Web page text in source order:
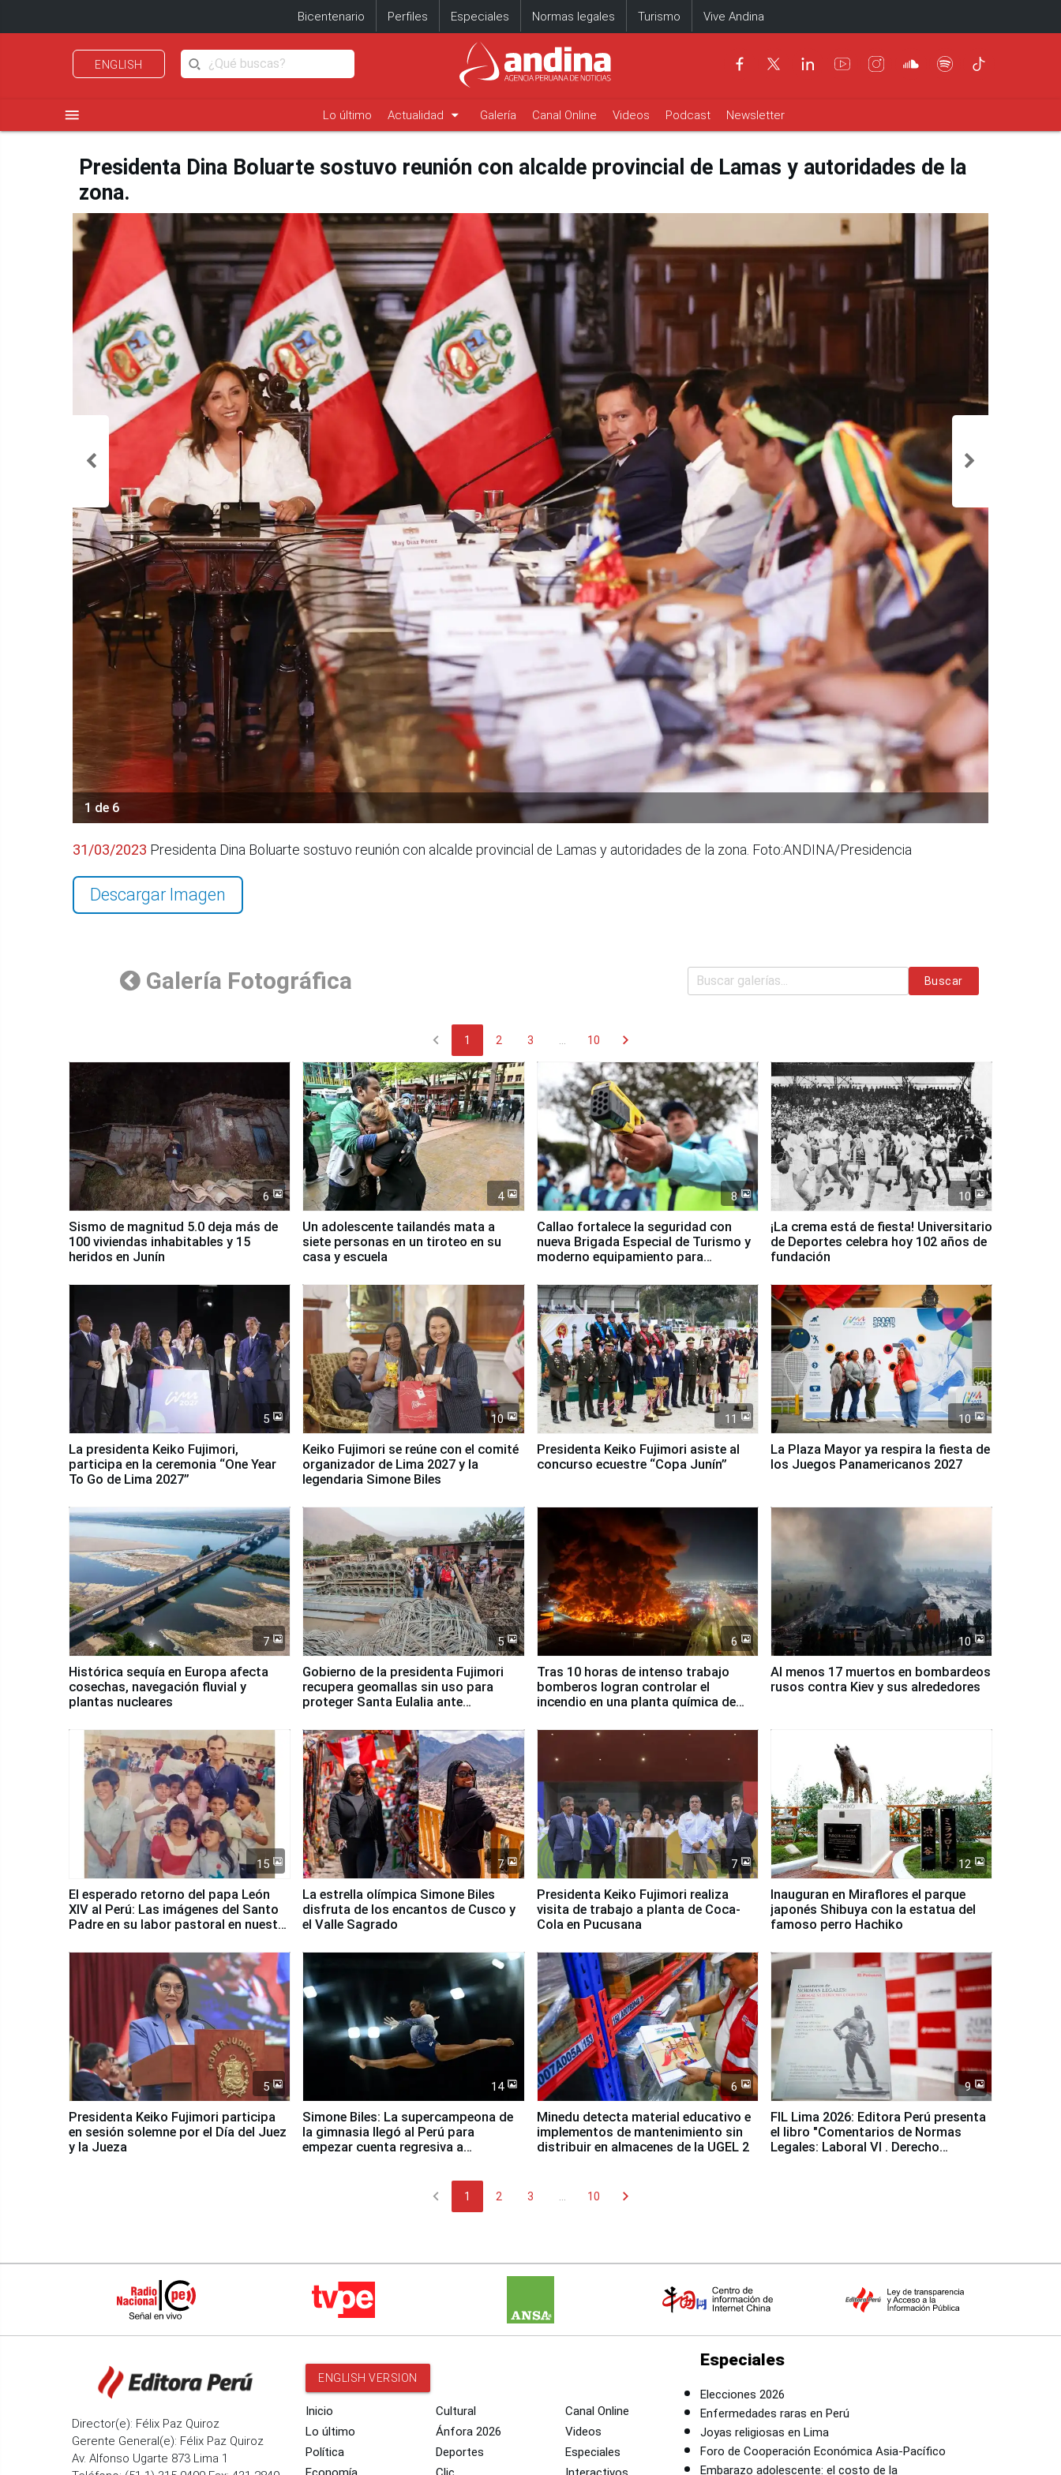
Bicentenario Perfiles Especiales Normas legales Turismo Vive Andina
ENGLISH
menu Lo último Actualidad arrow_drop_down Galería Canal Online Videos Podcast Newsletter
Presidenta Dina Boluarte sostuvo reunión con alcalde provincial de Lamas y autoridades de la
zona.
1 de 6
31/03/2023 Presidenta Dina Boluarte sostuvo reunión con alcalde provincial de Lamas y autoridades de la zona. Foto:ANDINA/Presidencia
Descargar Imagen
Galería Fotográfica Buscar
chevron_left 1 2 3 10 chevron_right
6
Sismo de magnitud 5.0 deja más de
100 viviendas inhabitables y 15
heridos en Junín
4
Un adolescente tailandés mata a
siete personas en un tiroteo en su
casa y escuela
8
Callao fortalece la seguridad con
nueva Brigada Especial de Turismo y
moderno equipamiento para
10
¡La crema está de fiesta! Universitario
de Deportes celebra hoy 102 años de
fundación
5
La presidenta Keiko Fujimori,
participa en la ceremonia “One Year
To Go de Lima 2027”
10
Keiko Fujimori se reúne con el comité
organizador de Lima 2027 y la
legendaria Simone Biles
11
Presidenta Keiko Fujimori asiste al
concurso ecuestre “Copa Junín”
10
La Plaza Mayor ya respira la fiesta de
los Juegos Panamericanos 2027
7
Histórica sequía en Europa afecta
cosechas, navegación fluvial y
plantas nucleares
5
Gobierno de la presidenta Fujimori
recupera geomallas sin uso para
proteger Santa Eulalia ante
6
Tras 10 horas de intenso trabajo
bomberos logran controlar el
incendio en una planta química de
10
Al menos 17 muertos en bombardeos
rusos contra Kiev y sus alrededores
15
El esperado retorno del papa León
XIV al Perú: Las imágenes del Santo
Padre en su labor pastoral en nuestro
7
La estrella olímpica Simone Biles
disfruta de los encantos de Cusco y
el Valle Sagrado
7
Presidenta Keiko Fujimori realiza
visita de trabajo a planta de Coca-
Cola en Pucusana
12
Inauguran en Miraflores el parque
japonés Shibuya con la estatua del
famoso perro Hachiko
5
Presidenta Keiko Fujimori participa
en sesión solemne por el Día del Juez
y la Jueza
14
Simone Biles: La supercampeona de
la gimnasia llegó al Perú para
empezar cuenta regresiva a
6
Minedu detecta material educativo e
implementos de mantenimiento sin
distribuir en almacenes de la UGEL 2
9
FIL Lima 2026: Editora Perú presenta
el libro "Comentarios de Normas
Legales: Laboral Vl . Derecho
chevron_left 1 2 3 10 chevron_right
Director(e): Félix Paz Quiroz
Gerente General(e): Félix Paz Quiroz
Av. Alfonso Ugarte 873 Lima 1
ENGLISH VERSION
Inicio
Lo último
Política
Cultural
Ánfora 2026
Deportes
Canal Online
Videos
Especiales
Especiales
Elecciones 2026
Enfermedades raras en Perú
Joyas religiosas en Lima
Foro de Cooperación Económica Asia-Pacífico
Embarazo adolescente: el costo de la